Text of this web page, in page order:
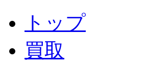
トップ
買取